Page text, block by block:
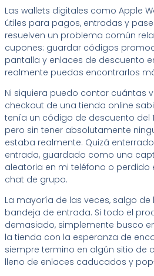
Las wallets digitales como Apple
útiles para pagos, entradas y
resuelven un problema común
cupones: guardar códigos
pantalla y enlaces de descuento
realmente puedas encontrarlos
Ni siquiera puedo contar cuántas
checkout de una tienda online
tenía un código de descuento del
pero sin tener absolutamente
estaba realmente. Quizá
entrada, guardado como una
aleatoria en mi teléfono o perdido
chat de grupo.
La mayoría de las veces, salgo
bandeja de entrada. Si todo el
demasiado, simplemente busco
la tienda con la esperanza de
siempre termino en algún sitio de
lleno de enlaces caducados y